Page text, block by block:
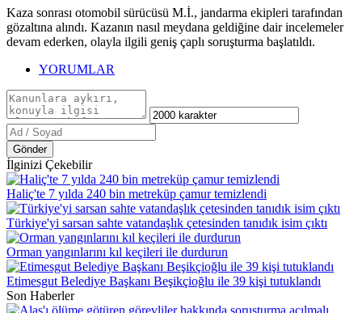
Kaza sonrası otomobil sürücüsü M.İ., jandarma ekipleri tarafından
gözaltına alındı. Kazanın nasıl meydana geldiğine dair incelemeler
devam ederken, olayla ilgili geniş çaplı soruşturma başlatıldı.
YORUMLAR
Gönder
İlginizi Çekebilir
Haliç'te 7 yılda 240 bin metreküp çamur temizlendi
Türkiye'yi sarsan sahte vatandaşlık çetesinden tanıdık isim çıktı
Orman yangınlarını kıl keçileri ile durdurun
Etimesgut Belediye Başkanı Beşikçioğlu ile 39 kişi tutuklandı
Son Haberler